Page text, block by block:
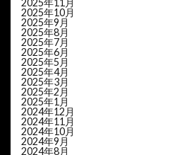
2025年11月
2025年10月
2025年9月
2025年8月
2025年7月
2025年6月
2025年5月
2025年4月
2025年3月
2025年2月
2025年1月
2024年12月
2024年11月
2024年10月
2024年9月
2024年8月